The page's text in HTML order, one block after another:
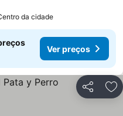
da cidade
Ver preços
Partilhar